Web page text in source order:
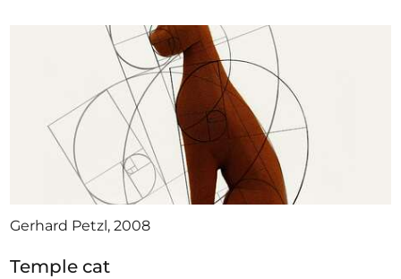
Gerhard Petzl, 2008
Temple cat